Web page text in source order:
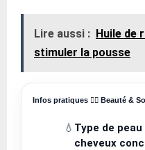
Lire aussi : Huile de
stimuler la pousse
Infos pratiques 💆‍♀️ Beauté &
💧 Type de peau
cheveux